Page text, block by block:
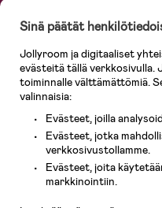
lastentarvikkeita sekä paljon
KidKraft, Ergobaby, Philips Avent,
Tervetuloa shoppailemaan
verkkokauppaan!
Sinä päätät
Jollyroom ja digitaaliset
evästeitä tällä
toiminnalle välttämättömiä.
valinnaisia:
Evästeet, joilla
Evästeet, jotka
verkkosivustollamme.
Evästeet, joita
markkinointiin.